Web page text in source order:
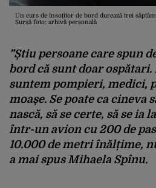
Un curs de însoțitor de bord durează trei
Sursă foto: arhivă personală
”Știu persoane care spun
bord că sunt doar
suntem pompieri, medici,
moașe. Se poate ca cineva
nască, să se certe, să se ia
într-un avion cu 200 de
10.000 de metri înălțime,
a mai spus Mihaela Spînu.